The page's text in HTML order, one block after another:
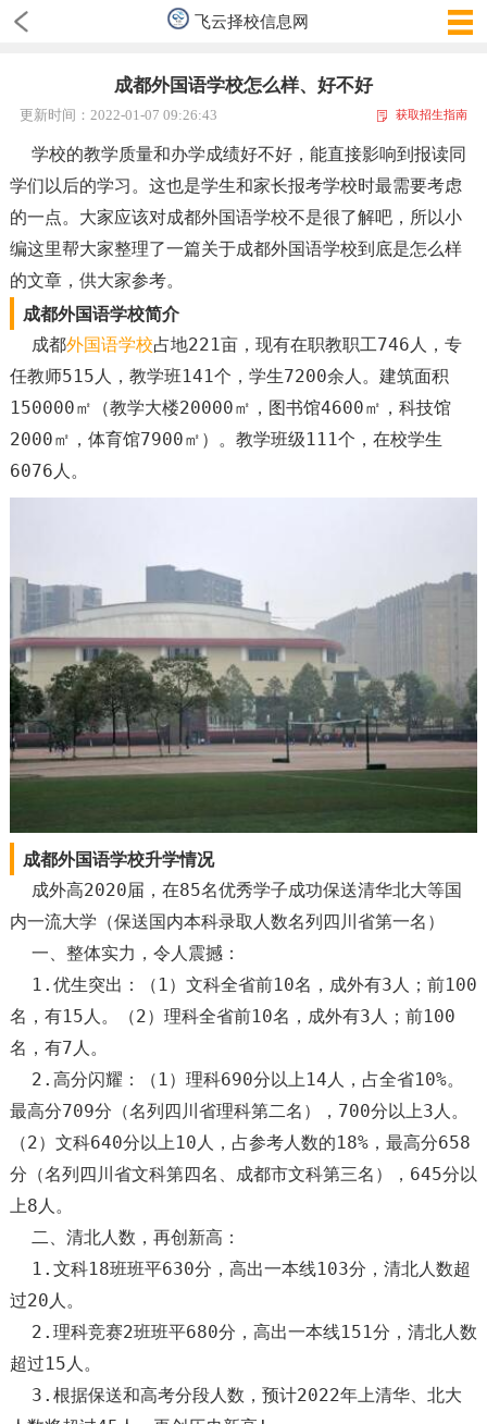
飞云择校信息网
成都外国语学校怎么样、好不好
更新时间：2022-01-07 09:26:43 获取招生指南
学校的教学质量和办学成绩好不好，能直接影响到报读同
学们以后的学习。这也是学生和家长报考学校时最需要考虑
的一点。大家应该对成都外国语学校不是很了解吧，所以小
编这里帮大家整理了一篇关于成都外国语学校到底是怎么样
的文章，供大家参考。
成都外国语学校简介
成都外国语学校占地221亩，现有在职教职工746人，专
任教师515人，教学班141个，学生7200余人。建筑面积
150000㎡（教学大楼20000㎡，图书馆4600㎡，科技馆
2000㎡，体育馆7900㎡）。教学班级111个，在校学生
6076人。
成都外国语学校升学情况
成外高2020届，在85名优秀学子成功保送清华北大等国
内一流大学（保送国内本科录取人数名列四川省第一名）
一、整体实力，令人震撼：
1.优生突出：（1）文科全省前10名，成外有3人；前100
名，有15人。（2）理科全省前10名，成外有3人；前100
名，有7人。
2.高分闪耀：（1）理科690分以上14人，占全省10%。
最高分709分（名列四川省理科第二名），700分以上3人。
（2）文科640分以上10人，占参考人数的18%，最高分658
分（名列四川省文科第四名、成都市文科第三名），645分以
上8人。
二、清北人数，再创新高：
1.文科18班班平630分，高出一本线103分，清北人数超
过20人。
2.理科竞赛2班班平680分，高出一本线151分，清北人数
超过15人。
3.根据保送和高考分段人数，预计2022年上清华、北大